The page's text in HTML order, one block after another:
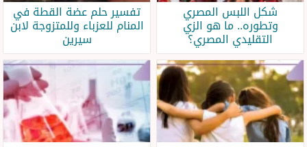
شكل اللبس المصري
وتطوره.. ما هو الزي
التقليدي المصري؟
تفسير حلم عضة القطة في
المنام للعزباء وللمتزوجة لابن
سيرين